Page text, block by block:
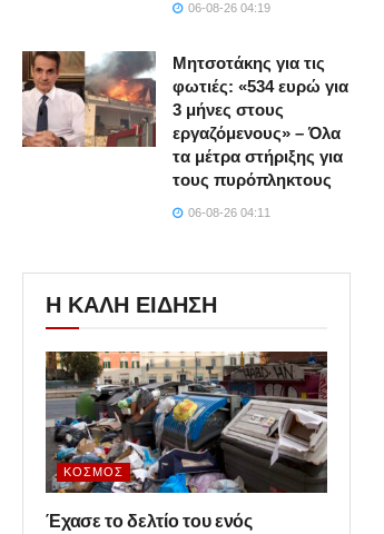
06-08-26 04:19
Μητσοτάκης για τις
φωτιές: «534 ευρώ για
3 μήνες στους
εργαζόμενους» – Όλα
τα μέτρα στήριξης για
τους πυρόπληκτους
06-08-26 04:11
Η ΚΑΛΗ ΕΙΔΗΣΗ
ΚΌΣΜΟΣ
Έχασε το δελτίο του ενός